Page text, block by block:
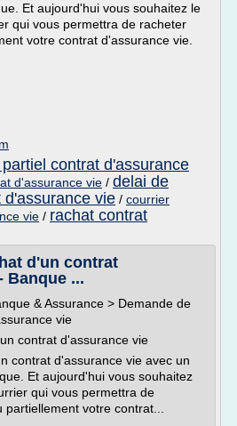
Et aujourd'hui vous souhaitez le
qui vous permettra de racheter
votre contrat d'assurance vie.
contrat d'assurance
d'assurance vie / delai de
d'assurance vie / courrier
vie / rachat contrat
d'un contrat
Banque ...
& Assurance > Demande de
vie
contrat d'assurance vie
contrat d'assurance vie avec un
Et aujourd'hui vous souhaitez
qui vous permettra de
votre contrat...